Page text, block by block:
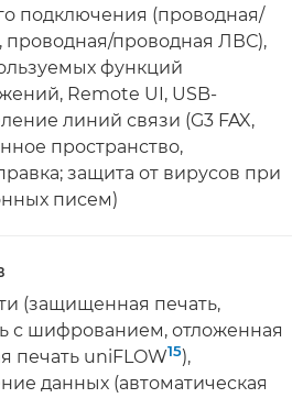
подключения (проводная/
проводная ЛВС),
функций
Remote UI, USB-
линий связи (G3 FAX,
пространство,
защита от вирусов при
писем)
(защищенная печать,
с шифрованием, отложенная
печать uniFLOW15),
данных (автоматическая